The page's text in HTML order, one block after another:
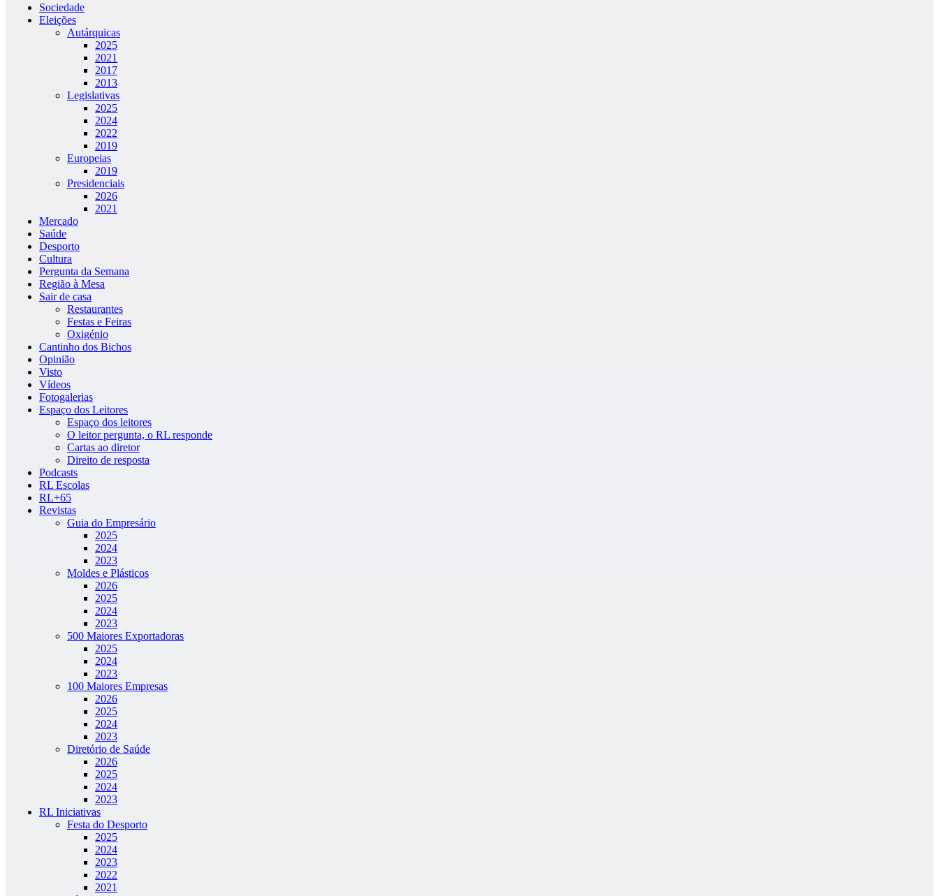
Sociedade
Eleições
Autárquicas
2025
2021
2017
2013
Legislativas
2025
2024
2022
2019
Europeias
2019
Presidenciais
2026
2021
Mercado
Saúde
Desporto
Cultura
Pergunta da Semana
Região à Mesa
Sair de casa
Restaurantes
Festas e Feiras
Oxigénio
Cantinho dos Bichos
Opinião
Visto
Vídeos
Fotogalerias
Espaço dos Leitores
Espaço dos leitores
O leitor pergunta, o RL responde
Cartas ao diretor
Direito de resposta
Podcasts
RL Escolas
RL+65
Revistas
Guia do Empresário
2025
2024
2023
Moldes e Plásticos
2026
2025
2024
2023
500 Maiores Exportadoras
2025
2024
2023
100 Maiores Empresas
2026
2025
2024
2023
Diretório de Saúde
2026
2025
2024
2023
RL Iniciativas
Festa do Desporto
2025
2024
2023
2022
2021